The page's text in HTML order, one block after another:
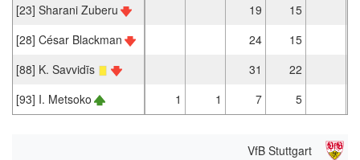
[23] Sharani Zuberu
19
15
[28] César Blackman
24
15
[88] K. Savvidīs
31
22
[93] I. Metsoko
1 1 7 5
VfB Stuttgart